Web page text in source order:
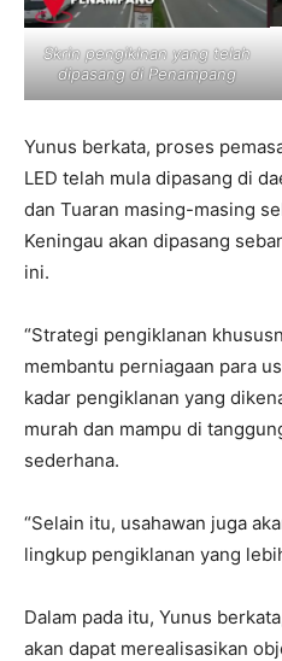
Skrin pengiklnan yang telah
dipasang di Penampang
Yunus berkata, proses
LED telah mula dipasang di
dan Tuaran masing-masing
Keningau akan dipasang
ini.
“Strategi pengiklanan
membantu perniagaan para
kadar pengiklanan yang
murah dan mampu di
sederhana.
“Selain itu, usahawan juga
lingkup pengiklanan yang
Dalam pada itu, Yunus
akan dapat merealisasikan